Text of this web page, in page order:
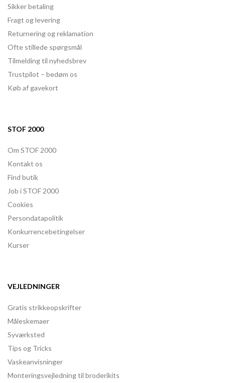
Sikker betaling
Fragt og levering
Returnering og reklamation
Ofte stillede spørgsmål
Tilmelding til nyhedsbrev
Trustpilot – bedøm os
Køb af gavekort
STOF 2000
Om STOF 2000
Kontakt os
Find butik
Job i STOF 2000
Cookies
Persondatapolitik
Konkurrencebetingelser
Kurser
VEJLEDNINGER
Gratis strikkeopskrifter
Måleskemaer
Syværksted
Tips og Tricks
Vaskeanvisninger
Monteringsvejledning til broderikits